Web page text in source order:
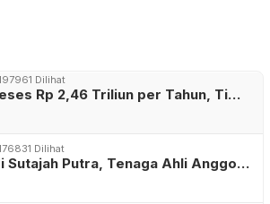
Dilihat
Rp 2,46 Triliun per Tahun, Ti…
Dilihat
Sutajah Putra, Tenaga Ahli Anggo…